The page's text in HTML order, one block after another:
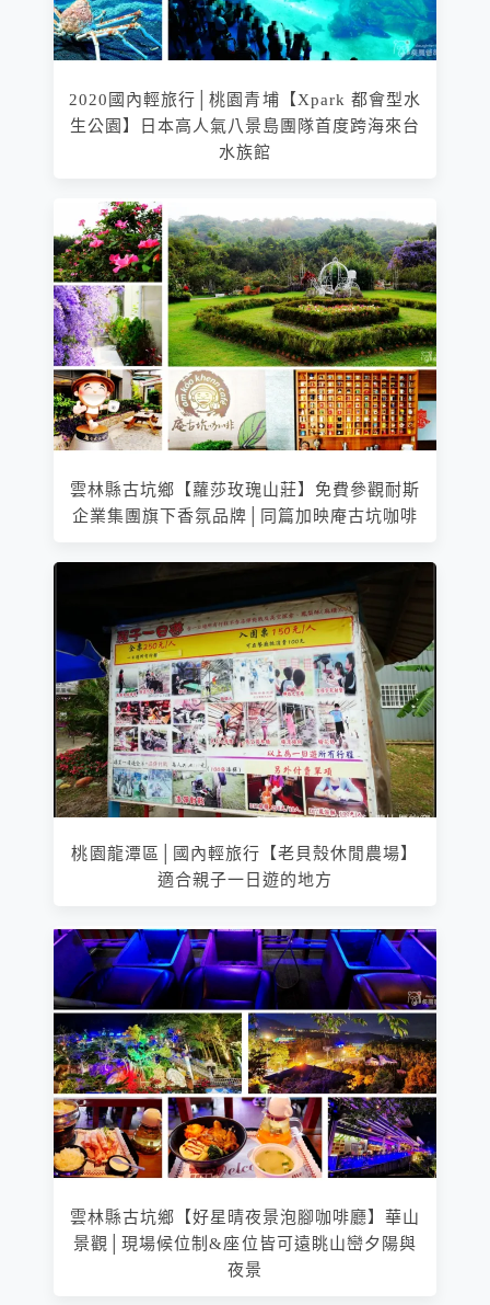
2020國內輕旅行│桃園青埔【Xpark 都會型水
生公園】日本高人氣八景島團隊首度跨海來台
水族館
雲林縣古坑鄉【蘿莎玫瑰山莊】免費參觀耐斯
企業集團旗下香氛品牌│同篇加映庵古坑咖啡
桃園龍潭區│國內輕旅行【老貝殼休閒農場】
適合親子一日遊的地方
雲林縣古坑鄉【好星晴夜景泡腳咖啡廳】華山
景觀│現場候位制&座位皆可遠眺山巒夕陽與
夜景